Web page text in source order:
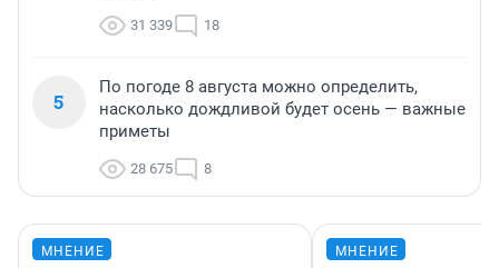
31 339 18
5
По погоде 8 августа можно определить,
насколько дождливой будет осень — важные
приметы
28 675 8
МНЕНИЕ МНЕНИЕ